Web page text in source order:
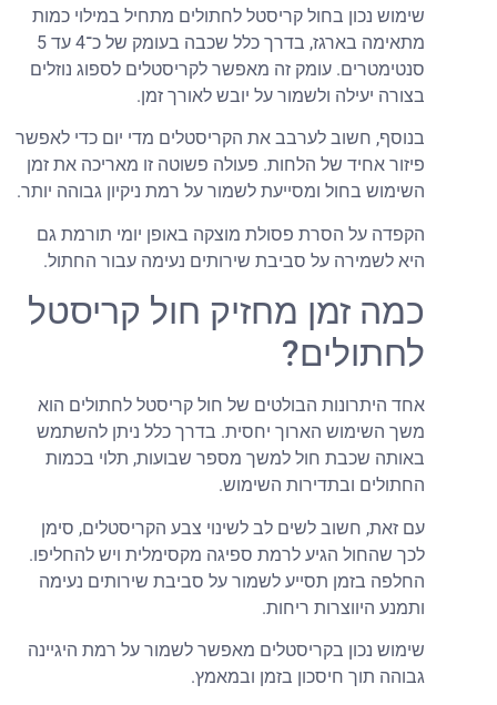
שימוש נכון בחול קריסטל לחתולים מתחיל במילוי כמות
מתאימה בארגז, בדרך כלל שכבה בעומק של כ־4 עד 5
סנטימטרים. עומק זה מאפשר לקריסטלים לספוג נוזלים
בצורה יעילה ולשמור על יובש לאורך זמן.
בנוסף, חשוב לערבב את הקריסטלים מדי יום כדי לאפשר
פיזור אחיד של הלחות. פעולה פשוטה זו מאריכה את זמן
השימוש בחול ומסייעת לשמור על רמת ניקיון גבוהה יותר.
הקפדה על הסרת פסולת מוצקה באופן יומי תורמת גם
היא לשמירה על סביבת שירותים נעימה עבור החתול.
כמה זמן מחזיק חול קריסטל
לחתולים?
אחד היתרונות הבולטים של חול קריסטל לחתולים הוא
משך השימוש הארוך יחסית. בדרך כלל ניתן להשתמש
באותה שכבת חול למשך מספר שבועות, תלוי בכמות
החתולים ובתדירות השימוש.
עם זאת, חשוב לשים לב לשינוי צבע הקריסטלים, סימן
לכך שהחול הגיע לרמת ספיגה מקסימלית ויש להחליפו.
החלפה בזמן תסייע לשמור על סביבת שירותים נעימה
ותמנע היווצרות ריחות.
שימוש נכון בקריסטלים מאפשר לשמור על רמת היגיינה
גבוהה תוך חיסכון בזמן ובמאמץ.